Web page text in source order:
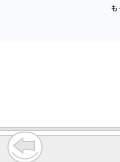
も